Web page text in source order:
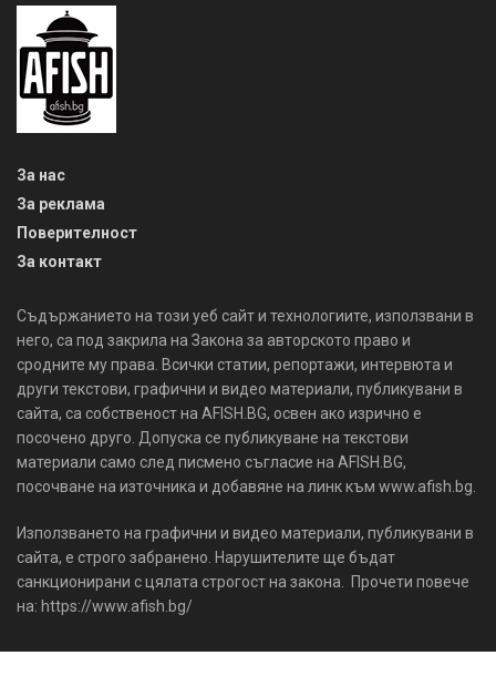
За нас
За реклама
Поверителност
За контакт
Съдържанието на този уеб сайт и технологиите, използвани в
него, са под закрила на Закона за авторското право и
сродните му права. Всички статии, репортажи, интервюта и
други текстови, графични и видео материали, публикувани в
сайта, са собственост на AFISH.BG, освен ако изрично е
посочено друго. Допуска се публикуване на текстови
материали само след писмено съгласие на AFISH.BG,
посочване на източника и добавяне на линк към www.afish.bg.
Използването на графични и видео материали, публикувани в
сайта, е строго забранено. Нарушителите ще бъдат
санкционирани с цялата строгост на закона. Прочети повече
на: https://www.afish.bg/